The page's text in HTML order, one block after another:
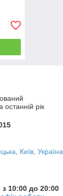
останній рік
Київ, Україна
10:00 до 20:00